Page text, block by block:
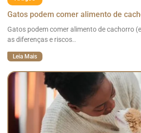
Gatos podem comer alimento de
Gatos podem comer alimento de cachorro
as diferenças e riscos..
Leia Mais